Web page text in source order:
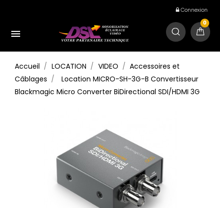
Connexion

0
Accueil LOCATION VIDEO
Accessoires et
Câblages
Location MICRO-SH-3G-B Convertisseur
Blackmagic Micro Converter BiDirectional SDI/HDMI 3G